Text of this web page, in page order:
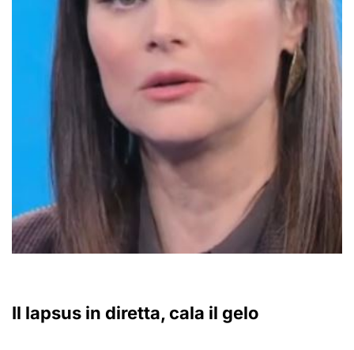
Il lapsus in diretta, cala il gelo